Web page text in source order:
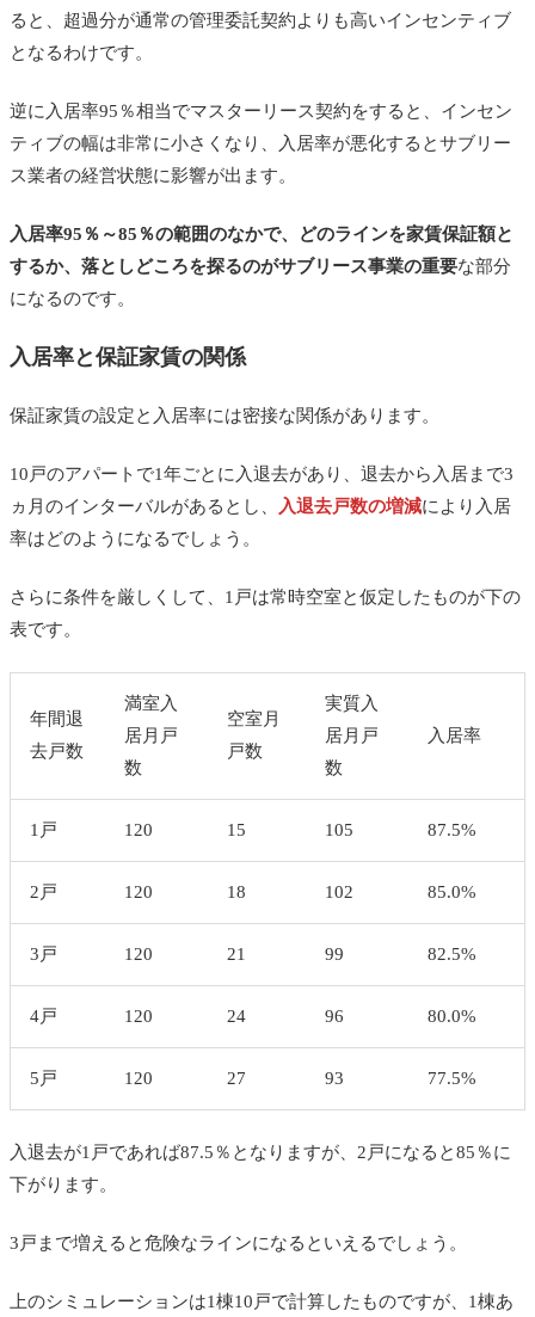
ると、超過分が通常の管理委託契約よりも高いインセンティブ
となるわけです。
逆に入居率95％相当でマスターリース契約をすると、インセン
ティブの幅は非常に小さくなり、入居率が悪化するとサブリー
ス業者の経営状態に影響が出ます。
入居率95％～85％の範囲のなかで、どのラインを家賃保証額と
するか、落としどころを探るのがサブリース事業の重要な部分
になるのです。
入居率と保証家賃の関係
保証家賃の設定と入居率には密接な関係があります。
10戸のアパートで1年ごとに入退去があり、退去から入居まで3
ヵ月のインターバルがあるとし、
入退去戸数の増減により入居
率はどのようになるでしょう。
さらに条件を厳しくして、1戸は常時空室と仮定したものが下の
表です。
年間退
去戸数
満室入
居月戸
数
空室月
戸数
実質入
居月戸
数
入居率
1 戸 120 15 105 87.5%
2 戸 120 18 102 85.0%
3 戸 120 21 99 82.5%
4戸 120 24 96 80.0%
5 戸 120 27 93 77.5%
入退去が1戸であれば87.5％となりますが、2戸になると85％に
下がります。
3戸まで増えると危険なラインになるといえるでしょう。
上のシミュレーションは1棟10戸で計算したものですが、1棟あ